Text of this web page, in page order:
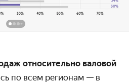
относительно валовой
по всем регионам — в